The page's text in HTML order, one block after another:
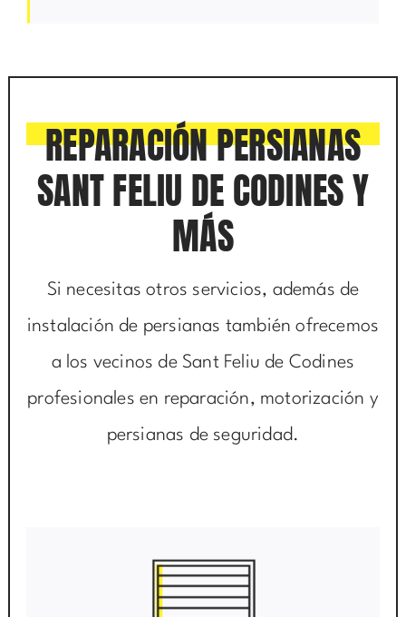
REPARACIÓN PERSIANAS
SANT FELIU DE CODINES Y
MÁS
Si necesitas otros servicios, además de
instalación de persianas también ofrecemos
a los vecinos de Sant Feliu de Codines
profesionales en reparación, motorización y
persianas de seguridad.